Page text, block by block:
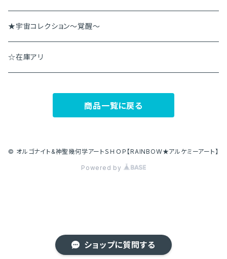
ショップに質問する
★宇宙コレクション～覚醒～
☆在庫アリ
商品一覧に戻る
© オルゴナイト&神聖幾何学アートＳＨＯＰ【RAINBOW★アルケミーアート】
Powered by